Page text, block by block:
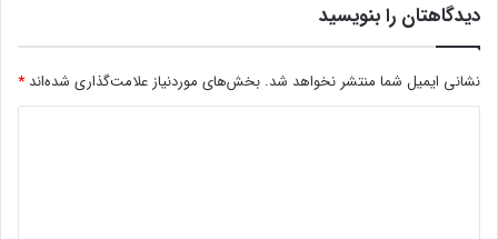
دیدگاهتان را بنویسید
نشانی ایمیل شما منتشر نخواهد شد. بخش‌های موردنیاز علامت‌گذاری شده‌اند *